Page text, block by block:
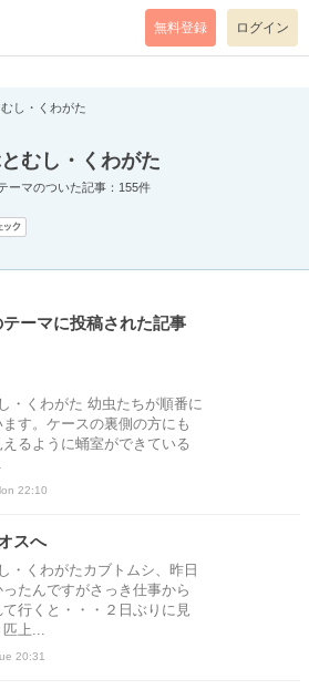
code=0 mode=return level=notice
無料登録 ログイン
し・くわがた
むし・くわがた
ーマのついた記事：155件
テーマに投稿された記事
・くわがた 幼虫たちが順番に
す。ケースの裏側の方にも
るように蛹室ができている
22:10
スへ
・くわがたカブトムシ、昨日
たんですがさっき仕事から
行くと・・・２日ぶりに見
上...
20:31